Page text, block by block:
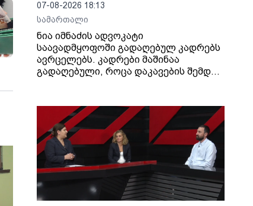
07-08-2026 18:13
სამართალი
ნია იმნაძის ადვოკატი
საავადმყოფოში გადაღებულ კადრებს
ავრცელებს. კადრები მაშინაა
გადაღებული, როცა დაკავების შემდეგ